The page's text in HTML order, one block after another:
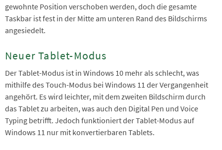
gewohnte Position verschoben werden, doch die gesamte
Taskbar ist fest in der Mitte am unteren Rand des Bildschirms
angesiedelt.
Neuer Tablet-Modus
Der Tablet-Modus ist in Windows 10 mehr als schlecht, was
mithilfe des Touch-Modus bei Windows 11 der Vergangenheit
angehört. Es wird leichter, mit dem zweiten Bildschirm durch
das Tablet zu arbeiten, was auch den Digital Pen und Voice
Typing betrifft. Jedoch funktioniert der Tablet-Modus auf
Windows 11 nur mit konvertierbaren Tablets.